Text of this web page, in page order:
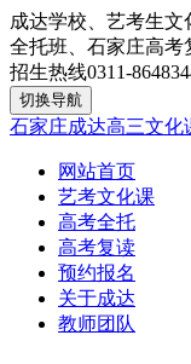
成达学校、艺考生
全托班、石家庄高考
招生热线0311-
切换导航
石家庄成达高三文化
网站首页
艺考文化课
高考全托
高考复读
预约报名
关于成达
教师团队